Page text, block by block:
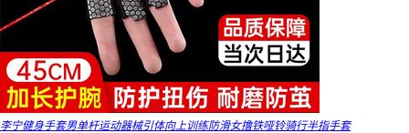
李宁健身手套男单杆运动器械引体向上训练防滑女撸铁哑铃骑行半指手套